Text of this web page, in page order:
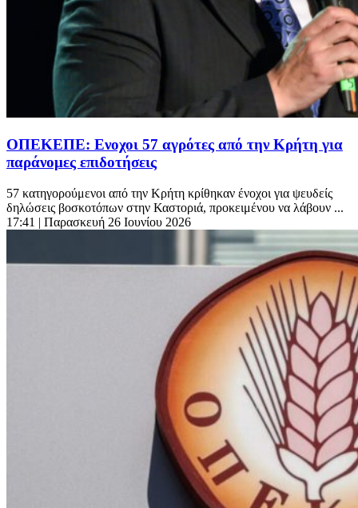
ΟΠΕΚΕΠΕ: Eνοχοι 57 αγρότες από την Κρήτη για
παράνομες επιδοτήσεις
57 κατηγορούμενοι από την Κρήτη κρίθηκαν ένοχοι για ψευδείς
δηλώσεις βοσκοτόπων στην Καστοριά, προκειμένου να λάβουν ...
17:41 | Παρασκευή 26 Ιουνίου 2026